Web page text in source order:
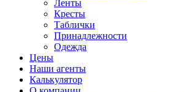
Ленты
Кресты
Таблички
Принадлежности
Одежда
Цены
Наши агенты
Калькулятор